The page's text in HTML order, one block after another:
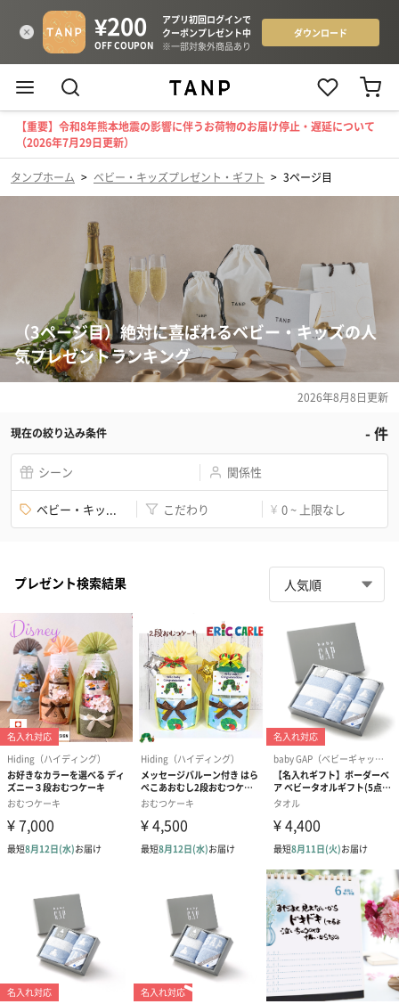
【重要】令和8年熊本地震の影響に伴うお荷物のお届け停止・遅延について
（2026年7月29日更新）
タンプホーム > ベビー・キッズプレゼント・ギフト > 3ページ目
（3ページ目）絶対に喜ばれるベビー・キッズの人
気プレゼントランキング
2026年8月8日更新
現在の絞り込み条件 -件
シーン 関係性
ベビー・キッ... こだわり ¥ 0 ~ 上限なし
プレゼント検索結果